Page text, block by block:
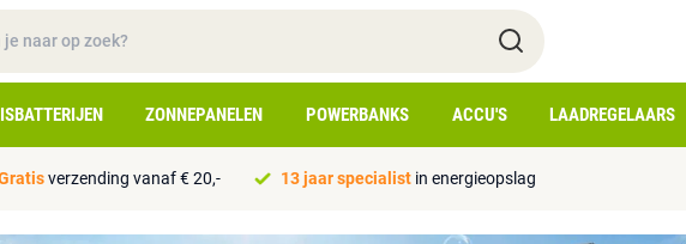
ZONNEPANELEN POWERBANKS ACCU'S LAADREGELAARS
verzending vanaf € 20,- 13 jaar specialist in energieopslag